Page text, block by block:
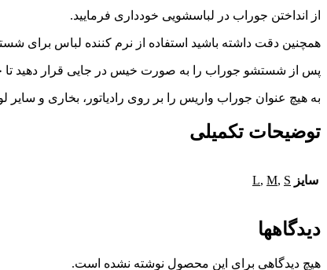
از انداختن جوراب در لباسشویی خودداری فرمایید.
همچنین دقت داشته باشید استفاده از نرم کننده لباس برای
پس از شستشو جوراب را به صورت خیس در جایی قرار دهید
به هیچ عنوان جوراب واریس را بر روی رادیاتور، بخاری و
توضیحات تکمیلی
سایز L, M, S
دیدگاهها
هیچ دیدگاهی برای این محصول نوشته نشده است.